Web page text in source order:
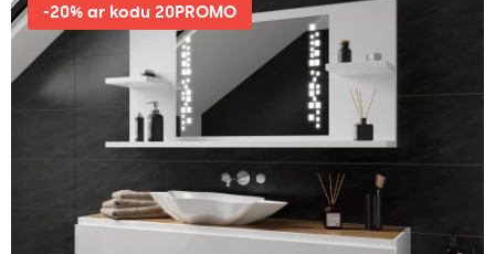
-20% ar kodu 20PROMO